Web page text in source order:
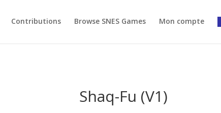
Contributions Browse SNES Games Mon compte
Shaq-Fu (V1)